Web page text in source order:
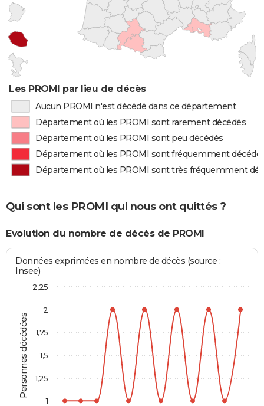
Les PROMI par lieu de décès
Aucun PROMI n'est décédé dans ce département
Département où les PROMI sont rarement décédés
Département où les PROMI sont peu décédés
Département où les PROMI sont fréquemment
Département où les PROMI sont très fréquemment
Qui sont les PROMI qui nous ont quittés ?
Evolution du nombre de décès de PROMI
Personnes décédées
Données exprimées en nombre de décès (source :
Insee)
1
1,25
1,5
1,75
2
2,25